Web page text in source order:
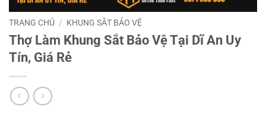
TRANG CHỦ / KHUNG SẮT BẢO VỆ
Thợ Làm Khung Sắt Bảo Vệ Tại Dĩ An Uy
Tín, Giá Rẻ